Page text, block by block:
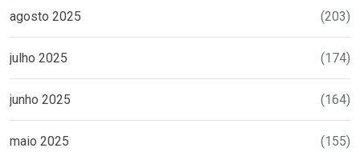
agosto 2025 (203)
julho 2025 (174)
junho 2025 (164)
maio 2025 (155)